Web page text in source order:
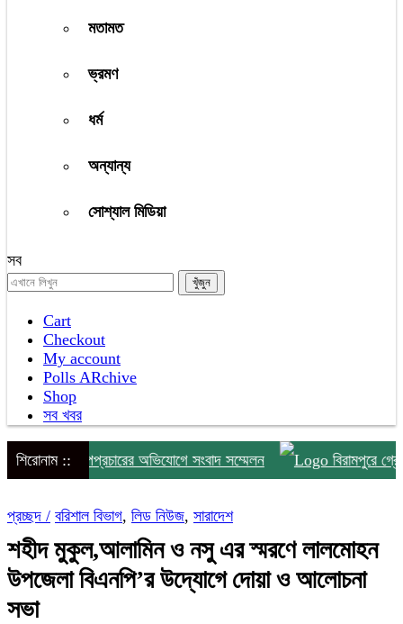
মতামত
ভ্রমণ
ধর্ম
অন্যান্য
সোশ্যাল মিডিয়া
সব
Cart
Checkout
My account
Polls ARchive
Shop
সব খবর
শিরোনাম ::
ও অপপ্রচারের অভিযোগে সংবাদ সম্মেলন বিরামপুরে
প্রচ্ছদ / বরিশাল বিভাগ, লিড নিউজ, সারাদেশ
শহীদ মুকুল,আলামিন ও নসু এর স্মরণে লালমোহন
উপজেলা বিএনপি’র উদ্যোগে দোয়া ও আলোচনা
সভা